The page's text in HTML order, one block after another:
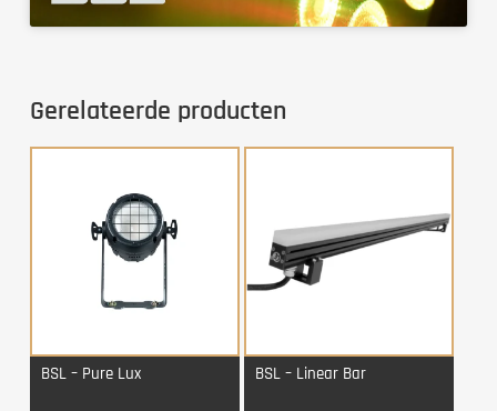
Gerelateerde producten
BSL – Pure Lux BSL – Linear Bar